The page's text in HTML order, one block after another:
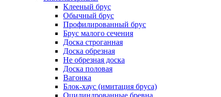
Клееный брус
Обычный брус
Профилированный брус
Брус малого сечения
Доска строганная
Доска обрезная
Не обрезная доска
Доска половая
Вагонка
Блок-хаус (имитация бруса)
Оцилиндрованные бревна